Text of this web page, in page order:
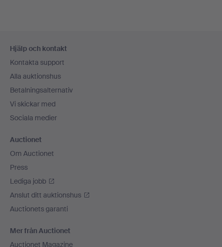
Hjälp och kontakt
Kontakta support
Alla auktionshus
Betalningsalternativ
Vi skickar med
Sociala medier
Auctionet
Om Auctionet
Press
Lediga jobb
Anslut ditt auktionshus
Auctionets garanti
Mer från Auctionet
Auctionet Magazine